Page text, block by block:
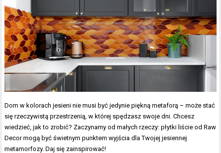
Dom w kolorach jesieni nie musi być jedynie piękną metaforą – może stać
się rzeczywistą przestrzenią, w której spędzasz swoje dni. Chcesz
wiedzieć, jak to zrobić? Zaczynamy od małych rzeczy: płytki liście od Raw
Decor mogą być świetnym punktem wyjścia dla Twojej jesiennej
metamorfozy. Daj się zainspirować!